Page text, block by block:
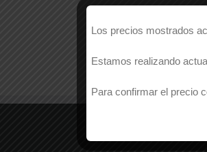
Los precios mostrados
Estamos realizando
Para confirmar el precio